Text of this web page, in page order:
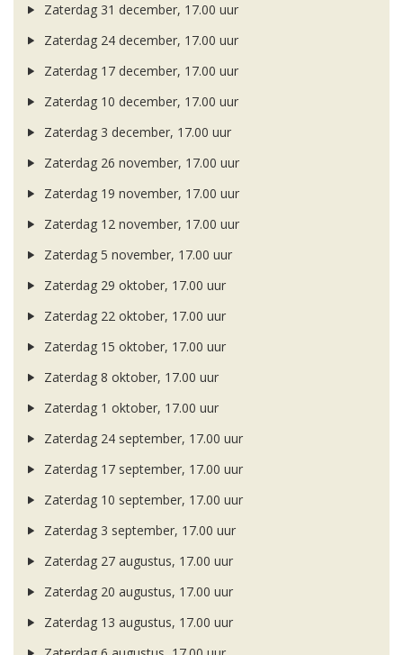
Zaterdag 31 december, 17.00 uur
Zaterdag 24 december, 17.00 uur
Zaterdag 17 december, 17.00 uur
Zaterdag 10 december, 17.00 uur
Zaterdag 3 december, 17.00 uur
Zaterdag 26 november, 17.00 uur
Zaterdag 19 november, 17.00 uur
Zaterdag 12 november, 17.00 uur
Zaterdag 5 november, 17.00 uur
Zaterdag 29 oktober, 17.00 uur
Zaterdag 22 oktober, 17.00 uur
Zaterdag 15 oktober, 17.00 uur
Zaterdag 8 oktober, 17.00 uur
Zaterdag 1 oktober, 17.00 uur
Zaterdag 24 september, 17.00 uur
Zaterdag 17 september, 17.00 uur
Zaterdag 10 september, 17.00 uur
Zaterdag 3 september, 17.00 uur
Zaterdag 27 augustus, 17.00 uur
Zaterdag 20 augustus, 17.00 uur
Zaterdag 13 augustus, 17.00 uur